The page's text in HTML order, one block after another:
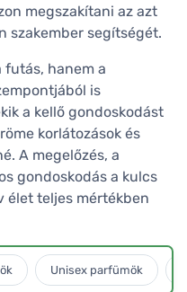
megszakítani az azt
szakember segítségét.
futás, hanem a
is
a kellő gondoskodást
korlátozások és
A megelőzés, a
gondoskodás a kulcs
élet teljes mértékben
Unisex parfümök